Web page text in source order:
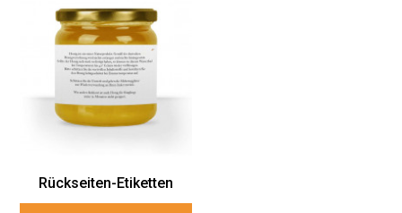
Rückseiten-Etiketten